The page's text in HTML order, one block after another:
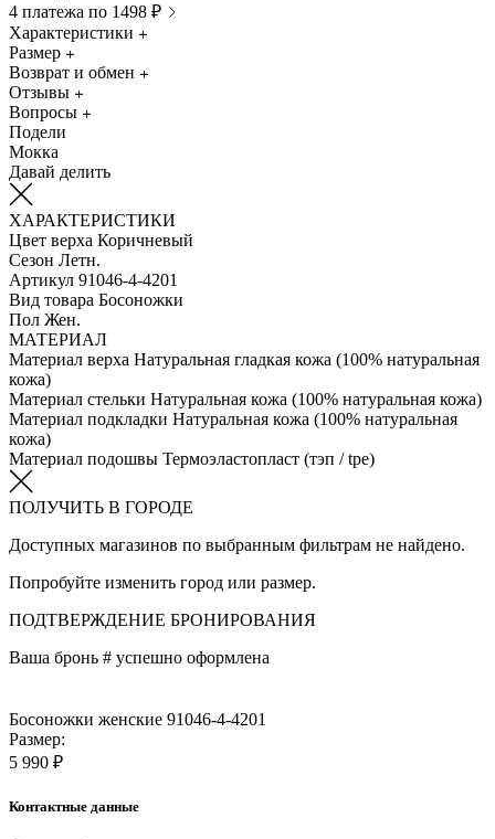
4 платежа по 1498 ₽
Характеристики
Размер
Возврат и обмен
Отзывы
Вопросы
Подели
Мокка
Давай делить
ХАРАКТЕРИСТИКИ
Цвет верха Коричневый
Сезон Летн.
Артикул 91046-4-4201
Вид товара Босоножки
Пол Жен.
МАТЕРИАЛ
Материал верха Натуральная гладкая кожа (100% натуральная
кожа)
Материал стельки Натуральная кожа (100% натуральная кожа)
Материал подкладки Натуральная кожа (100% натуральная
кожа)
Материал подошвы Термоэластопласт (тэп / tpe)
ПОЛУЧИТЬ В ГОРОДЕ
Доступных магазинов по выбранным фильтрам не найдено.
Попробуйте изменить город или размер.
ПОДТВЕРЖДЕНИЕ БРОНИРОВАНИЯ
Ваша бронь # успешно оформлена
Босоножки женские 91046-4-4201
Размер:
5 990 ₽
Контактные данные